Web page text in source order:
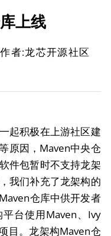
上线
作者:龙芯开源社区
起积极在上游社区建
原因，Maven中央仓
件包暂时不支持龙架
我们补充了龙架构的
仓库中供开发者
台使用Maven、Ivy
目。龙架构Maven仓